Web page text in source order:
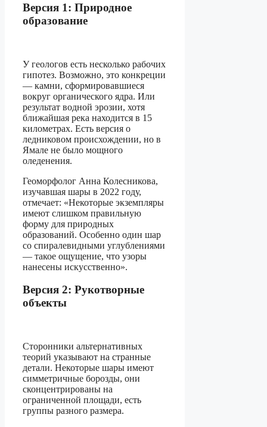
Версия 1: Природное
образование
У геологов есть несколько рабочих
гипотез. Возможно, это конкреции
— камни, сформировавшиеся
вокруг органического ядра. Или
результат водной эрозии, хотя
ближайшая река находится в 15
километрах. Есть версия о
ледниковом происхождении, но в
Ямале не было мощного
оледенения.
Геоморфолог Анна Колесникова,
изучавшая шары в 2022 году,
отмечает: «Некоторые экземпляры
имеют слишком правильную
форму для природных
образований. Особенно один шар
со спиралевидными углублениями
— такое ощущение, что узоры
нанесены искусственно».
Версия 2: Рукотворные
объекты
Сторонники альтернативных
теорий указывают на странные
детали. Некоторые шары имеют
симметричные борозды, они
сконцентрированы на
ограниченной площади, есть
группы разного размера.